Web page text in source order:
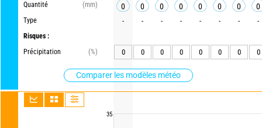
Quantité
(mm)
Type
Risques :
Précipitation
(%)
Comparer les modèles météo
35
0 0 0 0 0 0 0 0
- - - - - - - -
0 0 0 0 0 0 0 0